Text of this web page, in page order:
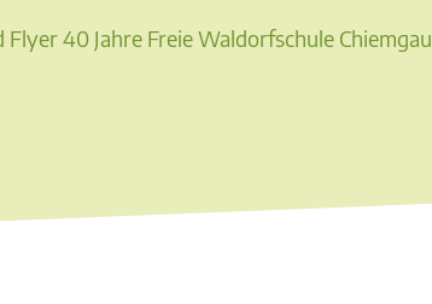
40 Jahre Freie Waldorfschule Chiemgau